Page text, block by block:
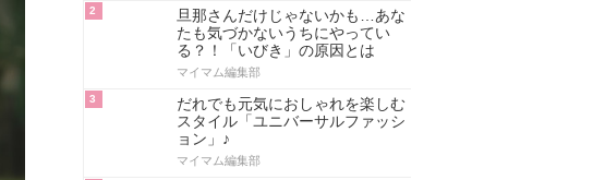
2
旦那さんだけじゃないかも…あな
たも気づかないうちにやってい
る？！「いびき」の原因とは
マイマム編集部
3
だれでも元気におしゃれを楽しむ
スタイル「ユニバーサルファッシ
ョン」♪
マイマム編集部